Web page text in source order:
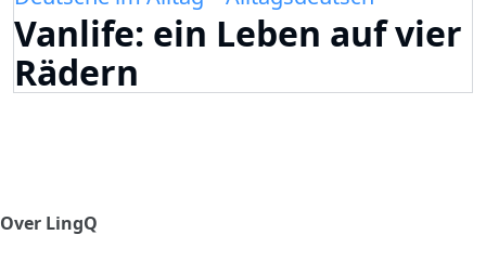
Vanlife: ein Leben auf vier
Rädern
Over LingQ